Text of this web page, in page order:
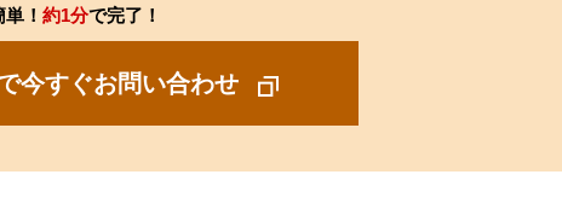
単！ 約1分で完了！
今すぐお問い合わせ